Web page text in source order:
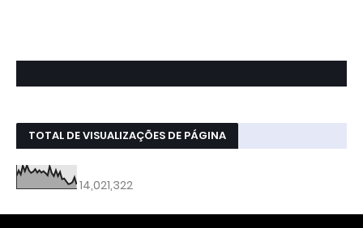
TOTAL DE VISUALIZAÇÕES DE PÁGINA
14,021,322